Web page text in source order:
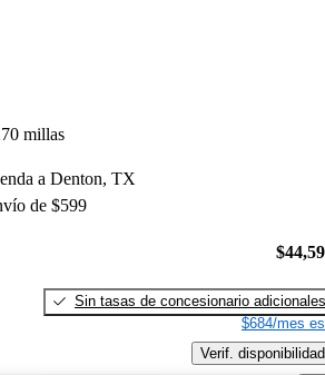
millas
a Denton, TX
de $599
Sin tasas de concesionario adicionales
$684/mes
Verif. disponibilidad